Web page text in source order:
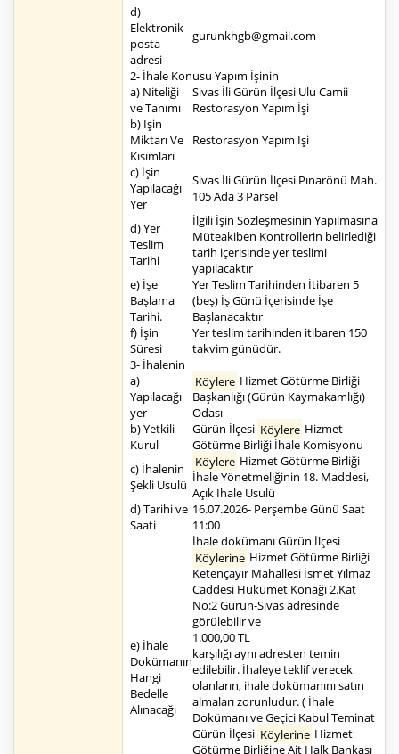
d)
Elektronik
posta
adresi
gurunkhgb@gmail.com
2- İhale Konusu Yapım İşinin
a) Niteliği
ve Tanımı
Sivas İli Gürün İlçesi Ulu Camii
Restorasyon Yapım İşi
b) İşin
Miktarı Ve
Kısımları
Restorasyon Yapım İşi
c) İşin
Yapılacağı
Yer
Sivas İli Gürün İlçesi Pınarönü Mah.
105 Ada 3 Parsel
d) Yer
Teslim
Tarihi
İlgili İşin Sözleşmesinin Yapılmasına
Müteakiben Kontrollerin belirlediği
tarih içerisinde yer teslimi
yapılacaktır
e) İşe
Başlama
Tarihi.
Yer Teslim Tarihinden İtibaren 5
(beş) İş Günü İçerisinde İşe
Başlanacaktır
f) İşin
Süresi
Yer teslim tarihinden itibaren 150
takvim günüdür.
3- İhalenin
a)
Yapılacağı
yer
Köylere Hizmet Götürme Birliği
Başkanlığı (Gürün Kaymakamlığı)
Odası
b) Yetkili
Kurul
Gürün İlçesi Köylere Hizmet
Götürme Birliği İhale Komisyonu
c) İhalenin
Şekli Usulü
Köylere Hizmet Götürme Birliği
İhale Yönetmeliğinin 18. Maddesi,
Açık İhale Usulü
d) Tarihi ve
Saati
16.07.2026- Perşembe Günü Saat
11:00
e) İhale
Dokümanın
Hangi
Bedelle
Alınacağı
İhale dokümanı Gürün İlçesi
Köylerine Hizmet Götürme Birliği
Ketençayır Mahallesi İsmet Yılmaz
Caddesi Hükümet Konağı 2.Kat
No:2 Gürün-Sivas adresinde
görülebilir ve
1.000,00 TL
karşılığı aynı adresten temin
edilebilir. İhaleye teklif verecek
olanların, ihale dokümanını satın
almaları zorunludur. ( İhale
Dokümanı ve Geçici Kabul Teminat
Gürün İlçesi Köylerine Hizmet
Götürme Birliğine Ait Halk Bankası